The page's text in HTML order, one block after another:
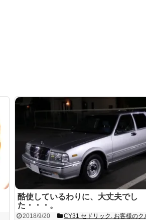
酷使しているわりに、大丈夫でし
た・・・。
2018/9/20 CY31 セドリック お客様のク